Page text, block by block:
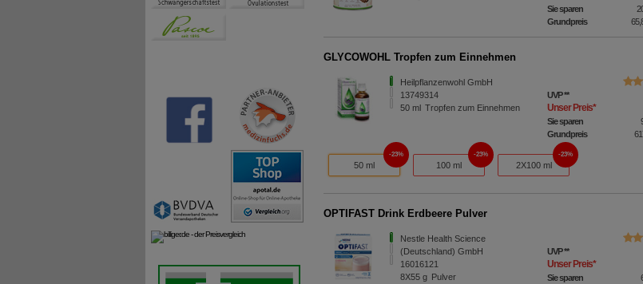
Sie sparen
Grundpreis
GLYCOWOHL Tropfen zum Einnehmen
Heilpflanzenwohl GmbH
13749314
50 ml Tropfen zum Einnehmen
UVP**
Unser Preis*
Sie sparen
Grundpreis
50 ml
23%
100 ml
23%
2X100 ml
23%
OPTIFAST Drink Erdbeere Pulver
Nestle Health Science
(Deutschland) GmbH
16016121
8X55g Pulver
UVP**
Unser Preis*
Sie sparen